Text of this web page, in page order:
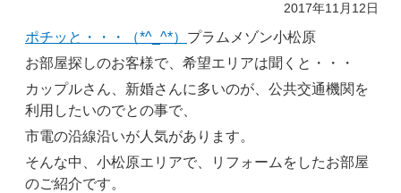
2017年11月12日
ポチッと・・・（*^_^*） プラムメゾン小松原
お部屋探しのお客様で、希望エリアは聞くと・・・
カップルさん、新婚さんに多いのが、公共交通機関を
利用したいのでとの事で、
市電の沿線沿いが人気があります。
そんな中、小松原エリアで、リフォームをしたお部屋
のご紹介です。